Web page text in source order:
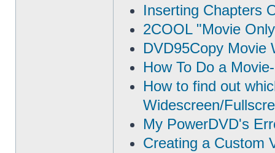
Inserting Chapters
2COOL "Movie
DVD95Copy Movie
How To Do a
How to find out
Widescreen/
My PowerDVD's
Creating a Custom